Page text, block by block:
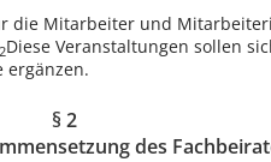
die Mitarbeiter und
2Diese Veranstaltungen sollen
ergänzen.
§ 2
des